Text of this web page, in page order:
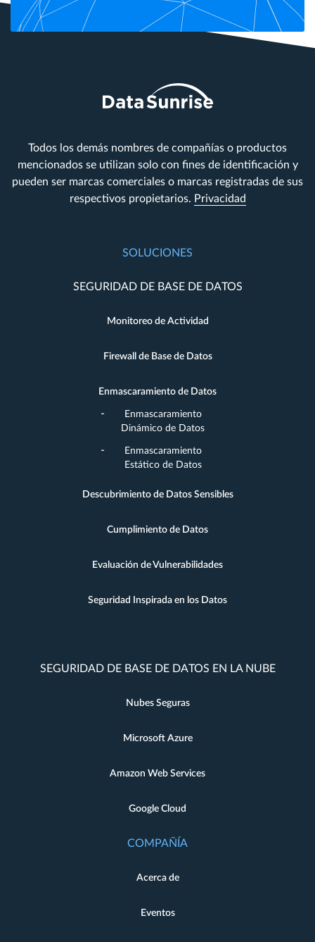
Todos los demás nombres de compañías o productos
mencionados se utilizan solo con fines de identificación y
pueden ser marcas comerciales o marcas registradas de sus
respectivos propietarios. Privacidad
SOLUCIONES
SEGURIDAD DE BASE DE DATOS
Monitoreo de Actividad
Firewall de Base de Datos
Enmascaramiento de Datos
Enmascaramiento
Dinámico de Datos
Enmascaramiento
Estático de Datos
Descubrimiento de Datos Sensibles
Cumplimiento de Datos
Evaluación de Vulnerabilidades
Seguridad Inspirada en los Datos
SEGURIDAD DE BASE DE DATOS EN LA NUBE
Nubes Seguras
Microsoft Azure
Amazon Web Services
Google Cloud
COMPAÑÍA
Acerca de
Eventos